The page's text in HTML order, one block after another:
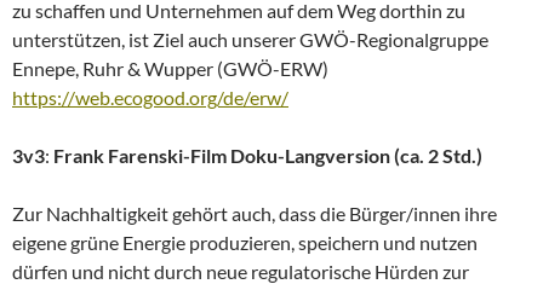
zu schaffen und Unternehmen auf dem Weg dorthin zu
unterstützen, ist Ziel auch unserer GWÖ-Regionalgruppe
Ennepe, Ruhr & Wupper (GWÖ-ERW)
https://web.ecogood.org/de/erw/
3v3: Frank Farenski-Film Doku-Langversion (ca. 2 Std.)
Zur Nachhaltigkeit gehört auch, dass die Bürger/innen ihre
eigene grüne Energie produzieren, speichern und nutzen
dürfen und nicht durch neue regulatorische Hürden zur